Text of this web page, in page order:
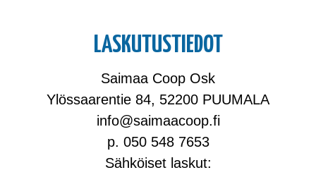
LASKUTUSTIEDOT
Saimaa Coop Osk
Ylössaarentie 84, 52200 PUUMALA
info@saimaacoop.fi
p. 050 548 7653
Sähköiset laskut: